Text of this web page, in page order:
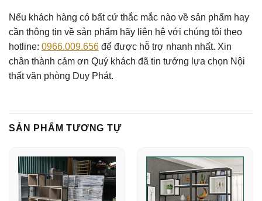
Nếu khách hàng có bất cứ thắc mắc nào về sản phẩm hay
cần thông tin về sản phẩm hãy liên hệ với chúng tôi theo
hotline: 0966.009.656 để được hỗ trợ nhanh nhất. Xin
chân thành cảm ơn Quý khách đã tin tưởng lựa chọn Nội
thất văn phòng Duy Phát.
SẢN PHẨM TƯƠNG TỰ